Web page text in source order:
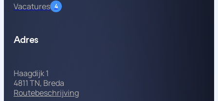
Vacatures 4
Adres
Haagdijk 1
4811 TN, Breda
Routebeschrijving